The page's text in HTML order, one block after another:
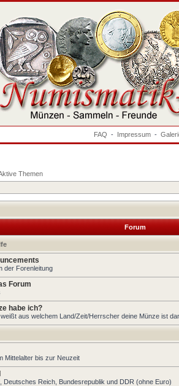
FAQ - Impressum -
Themen
Forum
der Forenleitung
Forum
habe ich?
aus welchem Land/Zeit/Herrscher deine Münze ist
Mittelalter bis zur Neuzeit
Deutsches Reich, Bundesrepublik und DDR (ohne Euro)